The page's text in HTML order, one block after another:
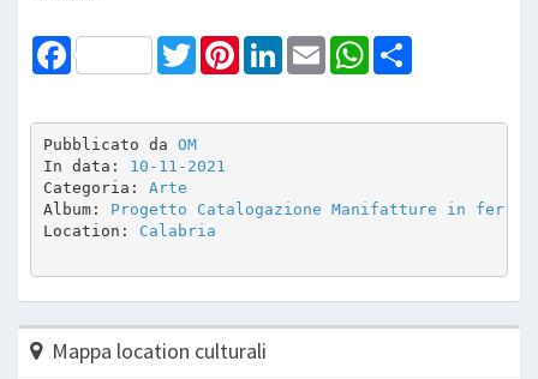
Facebook TwitterPinterestLinkedInEmail WhatsApp
Pubblicato da OM
In data: 10-11-2021
Categoria: Arte
Album: Progetto Catalogazione Manifatture in ferro
Location: Calabria
Mappa location culturali